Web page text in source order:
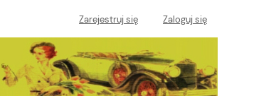
Zarejestruj się Zaloguj się